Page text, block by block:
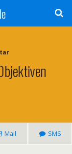
Mail SMS